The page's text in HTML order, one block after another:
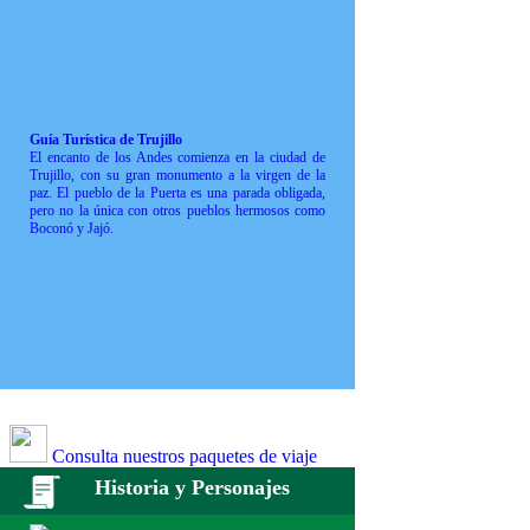
Guía Turística de Trujillo
El encanto de los Andes comienza en la ciudad de
Trujillo, con su gran monumento a la virgen de la
paz. El pueblo de la Puerta es una parada obligada,
pero no la única con otros pueblos hermosos como
Boconó y Jajó.
Consulta nuestros paquetes de viaje
Historia y Personajes